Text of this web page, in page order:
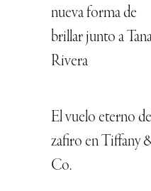
nueva forma de
brillar junto a
Rivera
El vuelo eterno
zafiro en Tiffany
Co.